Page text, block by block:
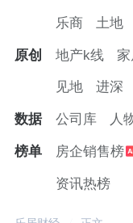
乐商 土地
原创 地产k线
见地 进深
数据 公司库 人
榜单 房企销售榜
资讯热榜